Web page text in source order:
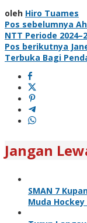
oleh Hiro Tuames
Navigasi
pos
Pos sebelumnya
NTT Periode
Pos berikutnya
Terbuka Bagi
Jangan
SMAN 7
Muda